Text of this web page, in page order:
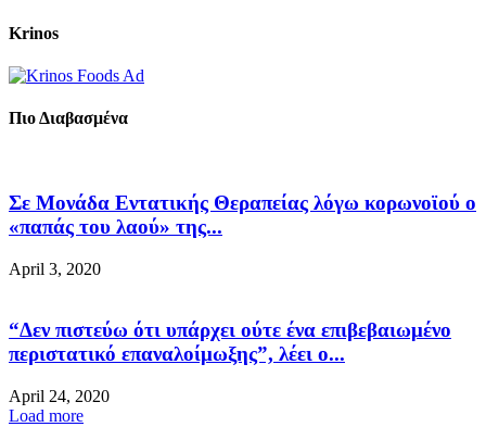
Krinos
Πιο Διαβασμένα
Σε Μονάδα Εντατικής Θεραπείας λόγω κορωνοϊού ο
«παπάς του λαού» της...
April 3, 2020
“Δεν πιστεύω ότι υπάρχει ούτε ένα επιβεβαιωμένο
περιστατικό επαναλοίμωξης”, λέει ο...
April 24, 2020
Load more